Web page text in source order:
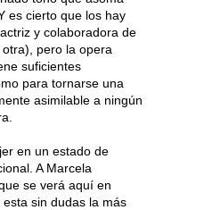
es cierto que los hay
y colaboradora de
pero la opera
suficientes
para tornarse una
asimilable a ningún
en un estado de
A Marcela
se verá aquí en
sin dudas la más